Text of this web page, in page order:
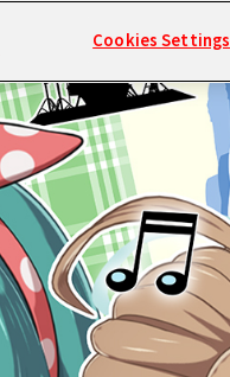
Cookies Settings